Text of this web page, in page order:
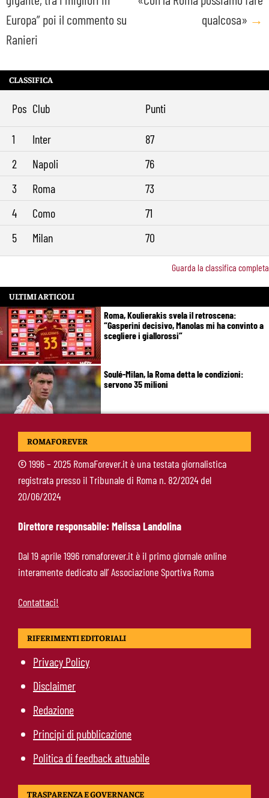
navigation
Europa” poi il commento su
Ranieri
qualcosa» →
CLASSIFICA
Pos Club Punti
1 Inter
87
2
Napoli
76
3
Roma
73
4
Como
71
5
Milan 70
Guarda la classifica completa
ULTIMI ARTICOLI
Roma, Koulierakis svela il retroscena:
“Gasperini decisivo, Manolas mi ha convinto a
scegliere i giallorossi”
Soulé-Milan, la Roma detta le condizioni:
servono 35 milioni
Koulierakis-Roma, impatto immediato: gol e
Calciomercato Roma, scout a Praga per
Fofana: il prezzo fissato dal Lione
ROMAFOREVER
©1996 – 2025 RomaForever.it è una testata giornalistica
registrata presso il Tribunale di Roma n. 82/2024 del
20/06/2024
Direttore responsabile: Melissa Landolina
Dal 19 aprile 1996 romaforever.it è il primo giornale online
interamente dedicato all’ Associazione Sportiva Roma
Contattaci!
RIFERIMENTI EDITORIALI
Privacy Policy
Disclaimer
Redazione
Principi di pubblicazione
Politica di feedback attuabile
TRASPARENZA E GOVERNANCE